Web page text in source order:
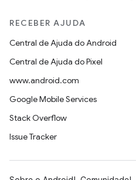
RECEBER AJUDA
Central de Ajuda do Android
Central de Ajuda do Pixel
www.android.com
Google Mobile Services
Stack Overflow
Issue Tracker